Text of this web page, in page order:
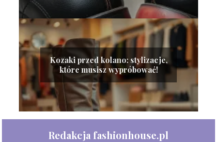
Kozaki przed kolano: stylizacje,
które musisz wypróbować!
Redakcja fashionhouse.pl